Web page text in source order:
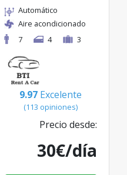
Automático
Aire acondicionado
7
4 3
9.97 Excelente
(113 opiniones)
Precio desde:
30€/día